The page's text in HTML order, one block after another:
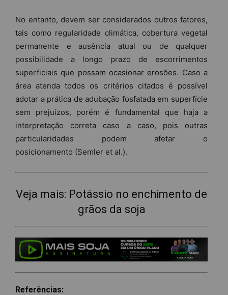
No entanto, devem ser considerados outros fatores,
tais como regularidade climática, cobertura vegetal
permanente e ausência atual ou de qualquer
possibilidade a longo prazo de escorrimentos
superficiais que possam ocasionar erosões. Caso a
área atenda todos os critérios citados é possível
adotar a prática de adubação fosfatada em superfície
sem prejuízos, porém é fundamental que haja a
interpretação correta caso a caso, pois outras
particularidades podem afetar o
posicionamento (Semler et al.).
Veja mais: Potássio no enchimento de
grãos da soja
Referências: